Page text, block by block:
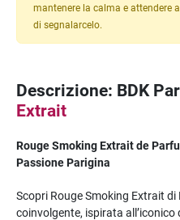
mantenere la calma e attendere
di segnalarcelo.
Descrizione: BDK
Extrait
Rouge Smoking Extrait de
Passione Parigina
Scopri Rouge Smoking Extrait
coinvolgente, ispirata